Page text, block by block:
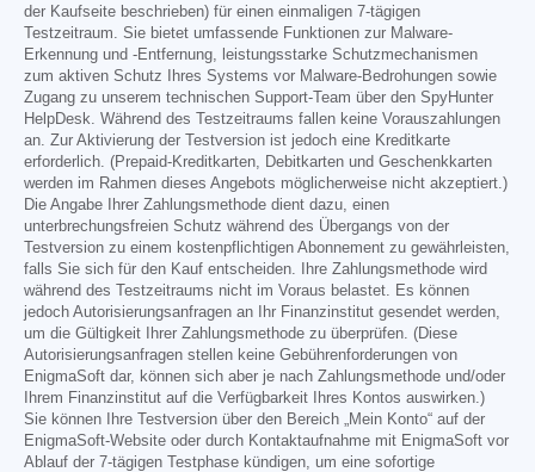
der Kaufseite beschrieben) für einen einmaligen 7-tägigen
Testzeitraum. Sie bietet umfassende Funktionen zur Malware-
Erkennung und -Entfernung, leistungsstarke Schutzmechanismen
zum aktiven Schutz Ihres Systems vor Malware-Bedrohungen sowie
Zugang zu unserem technischen Support-Team über den SpyHunter
HelpDesk. Während des Testzeitraums fallen keine Vorauszahlungen
an. Zur Aktivierung der Testversion ist jedoch eine Kreditkarte
erforderlich. (Prepaid-Kreditkarten, Debitkarten und Geschenkkarten
werden im Rahmen dieses Angebots möglicherweise nicht akzeptiert.)
Die Angabe Ihrer Zahlungsmethode dient dazu, einen
unterbrechungsfreien Schutz während des Übergangs von der
Testversion zu einem kostenpflichtigen Abonnement zu gewährleisten,
falls Sie sich für den Kauf entscheiden. Ihre Zahlungsmethode wird
während des Testzeitraums nicht im Voraus belastet. Es können
jedoch Autorisierungsanfragen an Ihr Finanzinstitut gesendet werden,
um die Gültigkeit Ihrer Zahlungsmethode zu überprüfen. (Diese
Autorisierungsanfragen stellen keine Gebührenforderungen von
EnigmaSoft dar, können sich aber je nach Zahlungsmethode und/oder
Ihrem Finanzinstitut auf die Verfügbarkeit Ihres Kontos auswirken.)
Sie können Ihre Testversion über den Bereich „Mein Konto“ auf der
EnigmaSoft-Website oder durch Kontaktaufnahme mit EnigmaSoft vor
Ablauf der 7-tägigen Testphase kündigen, um eine sofortige